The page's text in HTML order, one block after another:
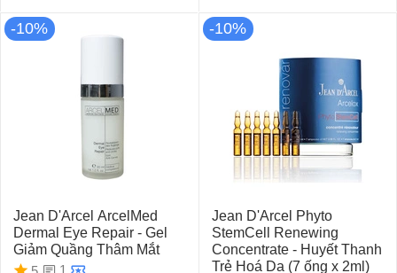
-10%
Jean D'Arcel ArcelMed
Dermal Eye Repair - Gel
Giảm Quầng Thâm Mắt
-10%
Jean D'Arcel Phyto
StemCell Renewing
Concentrate - Huyết Thanh
Trẻ Hoá Da (7 ống x 2ml)